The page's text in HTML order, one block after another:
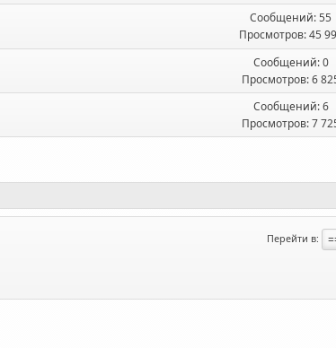
Сообщений: 55
Просмотров: 45
Сообщений: 0
Просмотров: 6
Сообщений: 6
Просмотров: 7
Перейти в